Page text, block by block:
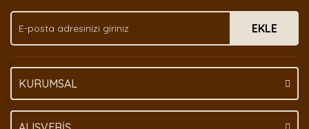
Ürün fiyatı diğer sitelerden daha pahalı.
Bu ürüne benzer farklı alternatifler olmalı.
EKLE
KURUMSAL